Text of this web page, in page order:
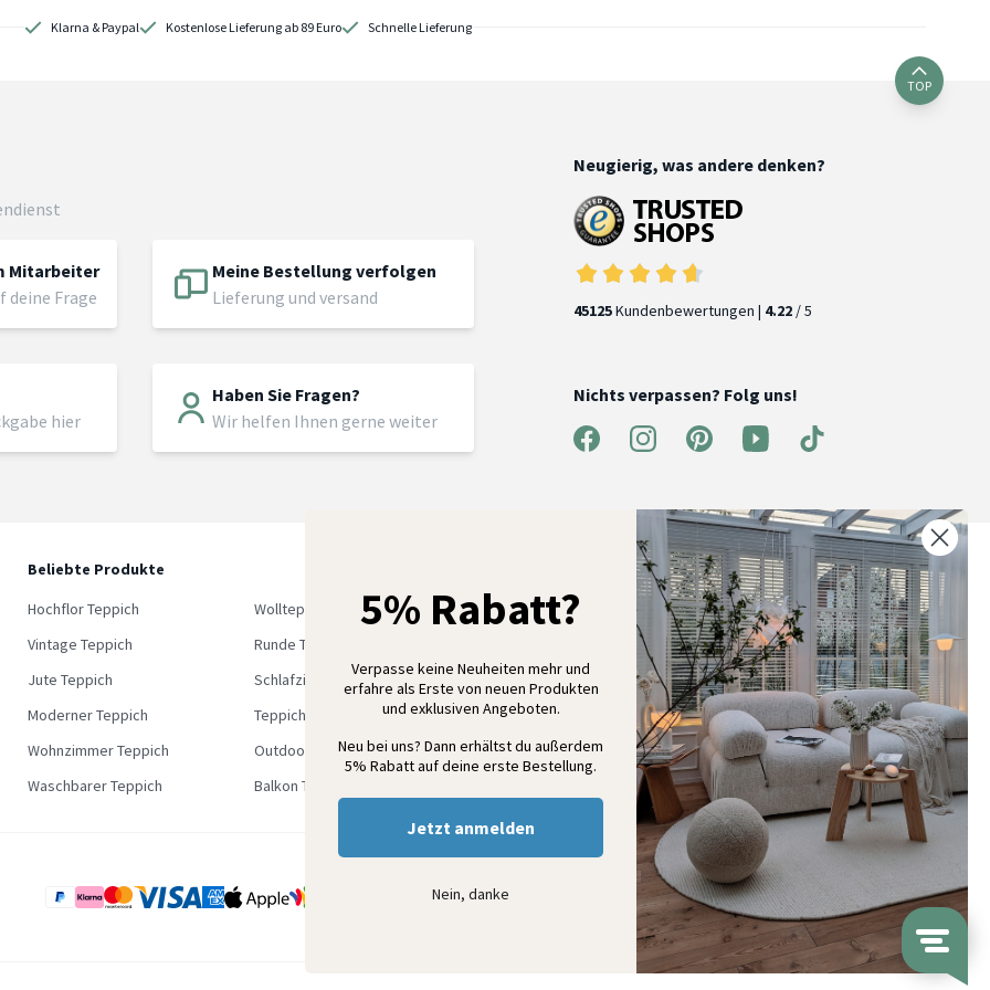
Klarna & Paypal Kostenlose Lieferung ab 89 Euro Schnelle Lieferung
TOP
Mitarbeiter
Frage
Meine Bestellung verfolgen
Lieferung und versand
hier
Haben Sie Fragen?
Wir helfen Ihnen gerne weiter
Neugierig, was andere denken?
45125Kundenbewertungen | 4.22 / 5
Nichts verpassen? Folg uns!
Beliebte Produkte
Hochflor Teppich
Wollteppich
Vintage Teppich
Runde Teppich
Jute Teppich
Schlafzimmer Teppich
Moderner Teppich
Teppich Outlet
Wohnzimmer Teppich
Outdoor Teppich
Waschbarer Teppich
Balkon Teppich
5% Rabatt auf deine erste Bestellung
Melde dich für unseren Newsletter an und entdecke neue
Kollektionen, Angebote und Wohnideen als Erstes
Anmelden
5% Rabatt?
Verpasse keine Neuheiten mehr und
erfahre als Erste von neuen Produkten
und exklusiven Angeboten.
Neu bei uns? Dann erhältst du außerdem
5% Rabatt auf deine erste Bestellung.
Jetzt anmelden
Nein, danke